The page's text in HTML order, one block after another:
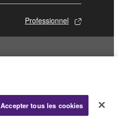
Professionnel
Accepter tous les cookies